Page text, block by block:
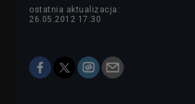
ostatnia aktualizacja:
26.05.2012 17:30